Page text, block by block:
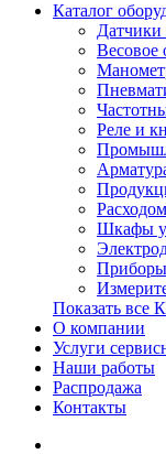
Каталог
Весовое
Реле и
Шкафы
Приборы
Показать все
О компании
Услуги
Наши работы
Распродажа
Контакты